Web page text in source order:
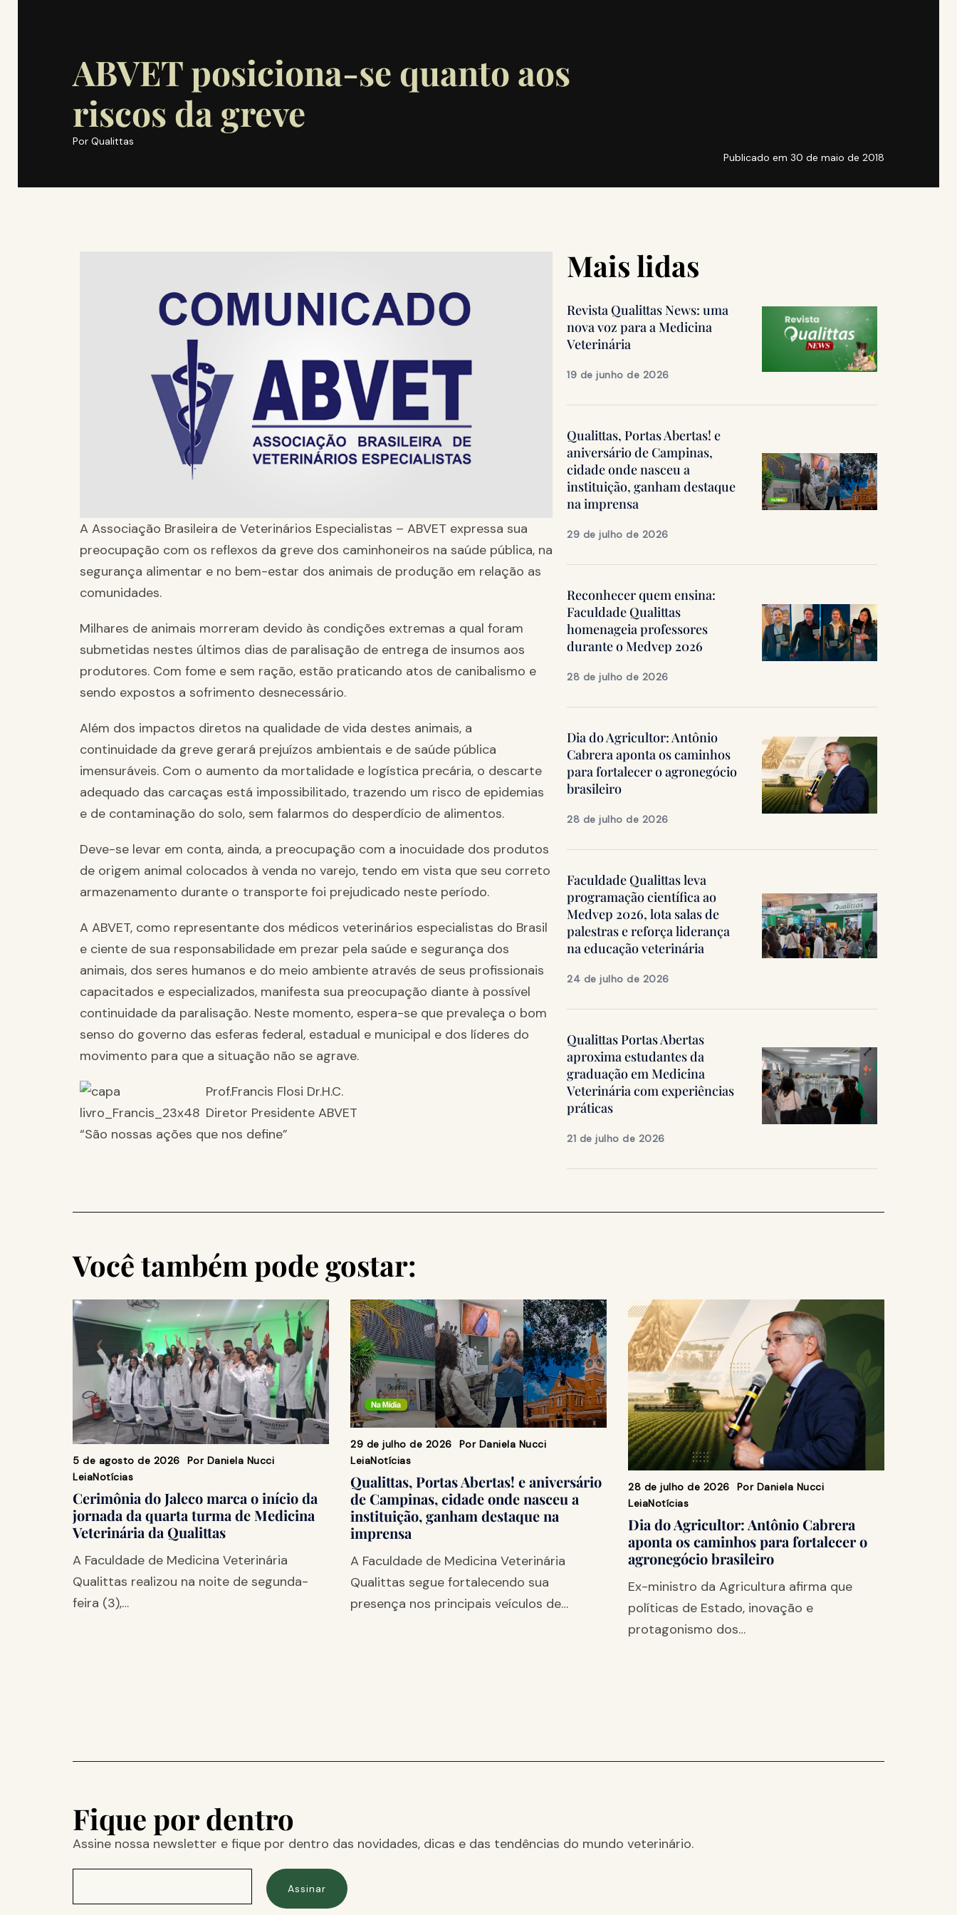
ABVET posiciona-se quanto aos
riscos da greve
Por Qualittas
Publicado em 30 de maio de 2018
A Associação Brasileira de Veterinários Especialistas – ABVET expressa sua
preocupação com os reflexos da greve dos caminhoneiros na saúde pública, na
segurança alimentar e no bem-estar dos animais de produção em relação as
comunidades.
Milhares de animais morreram devido às condições extremas a qual foram
submetidas nestes últimos dias de paralisação de entrega de insumos aos
produtores. Com fome e sem ração, estão praticando atos de canibalismo e
sendo expostos a sofrimento desnecessário.
Além dos impactos diretos na qualidade de vida destes animais, a
continuidade da greve gerará prejuízos ambientais e de saúde pública
imensuráveis. Com o aumento da mortalidade e logística precária, o descarte
adequado das carcaças está impossibilitado, trazendo um risco de epidemias
e de contaminação do solo, sem falarmos do desperdício de alimentos.
Deve-se levar em conta, ainda, a preocupação com a inocuidade dos produtos
de origem animal colocados à venda no varejo, tendo em vista que seu correto
armazenamento durante o transporte foi prejudicado neste período.
A ABVET, como representante dos médicos veterinários especialistas do Brasil
e ciente de sua responsabilidade em prezar pela saúde e segurança dos
animais, dos seres humanos e do meio ambiente através de seus profissionais
capacitados e especializados, manifesta sua preocupação diante à possível
continuidade da paralisação. Neste momento, espera-se que prevaleça o bom
senso do governo das esferas federal, estadual e municipal e dos líderes do
movimento para que a situação não se agrave.
Prof.Francis Flosi Dr.H.C.
Diretor Presidente ABVET
“São nossas ações que nos define”
Mais lidas
Revista Qualittas News: uma
nova voz para a Medicina
Veterinária
19 de junho de 2026
Qualittas, Portas Abertas! e
aniversário de Campinas,
cidade onde nasceu a
instituição, ganham destaque
na imprensa
29 de julho de 2026
Reconhecer quem ensina:
Faculdade Qualittas
homenageia professores
durante o Medvep 2026
28 de julho de 2026
Dia do Agricultor: Antônio
Cabrera aponta os caminhos
para fortalecer o agronegócio
brasileiro
28 de julho de 2026
Faculdade Qualittas leva
programação científica ao
Medvep 2026, lota salas de
palestras e reforça liderança
na educação veterinária
24 de julho de 2026
Qualittas Portas Abertas
aproxima estudantes da
graduação em Medicina
Veterinária com experiências
práticas
21 de julho de 2026
Você também pode gostar:
5 de agosto de 2026 Por Daniela Nucci
LeiaNotícias
Cerimônia do Jaleco marca o início da
jornada da quarta turma de Medicina
Veterinária da Qualittas
A Faculdade de Medicina Veterinária
Qualittas realizou na noite de segunda-
feira (3),…
29 de julho de 2026 Por Daniela Nucci
LeiaNotícias
Qualittas, Portas Abertas! e aniversário
de Campinas, cidade onde nasceu a
instituição, ganham destaque na
imprensa
A Faculdade de Medicina Veterinária
Qualittas segue fortalecendo sua
presença nos principais veículos de…
28 de julho de 2026 Por Daniela Nucci
LeiaNotícias
Dia do Agricultor: Antônio Cabrera
aponta os caminhos para fortalecer o
agronegócio brasileiro
Ex-ministro da Agricultura afirma que
políticas de Estado, inovação e
protagonismo dos…
Fique por dentro
Assine nossa newsletter e fique por dentro das novidades, dicas e das tendências do mundo veterinário.
Assinar